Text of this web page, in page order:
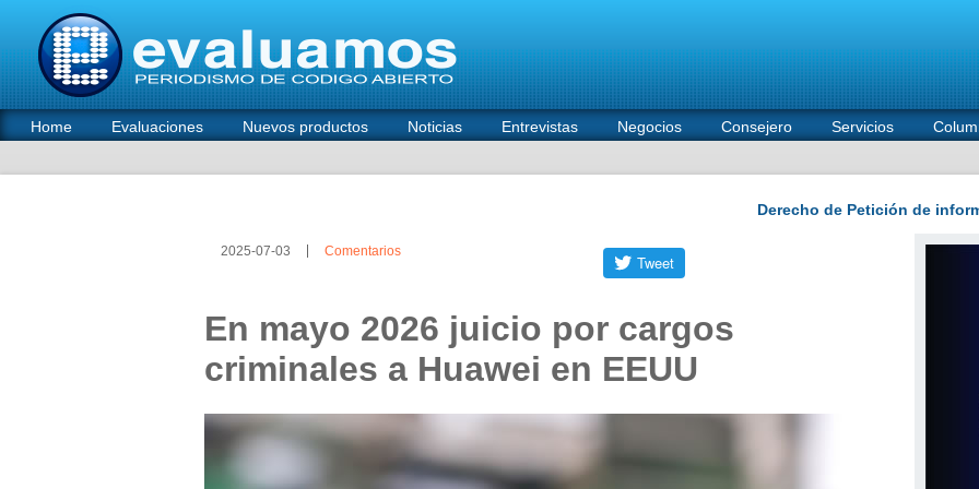
Home Evaluaciones Nuevos productos Noticias Entrevistas Negocios Consejero Servicios
2025-07-03 Comentarios
En mayo 2026 juicio por cargos
criminales a Huawei en EEUU